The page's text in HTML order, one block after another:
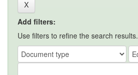
Add filters:
Use filters to refine the search results.